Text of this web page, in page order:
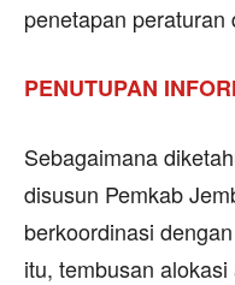
penetapan
PENUTUPAN
Sebagaimana
disusun Pemkab
berkoordinasi
itu, tembusan